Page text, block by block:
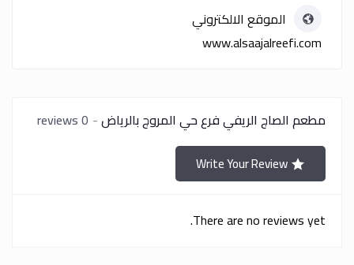
الموقع الالكتروني
www.alsaajalreefi.com
مطعم الصاج الريفي فرع حي المروج بالرياض 0 reviews
Write Your Review
There are no reviews yet.